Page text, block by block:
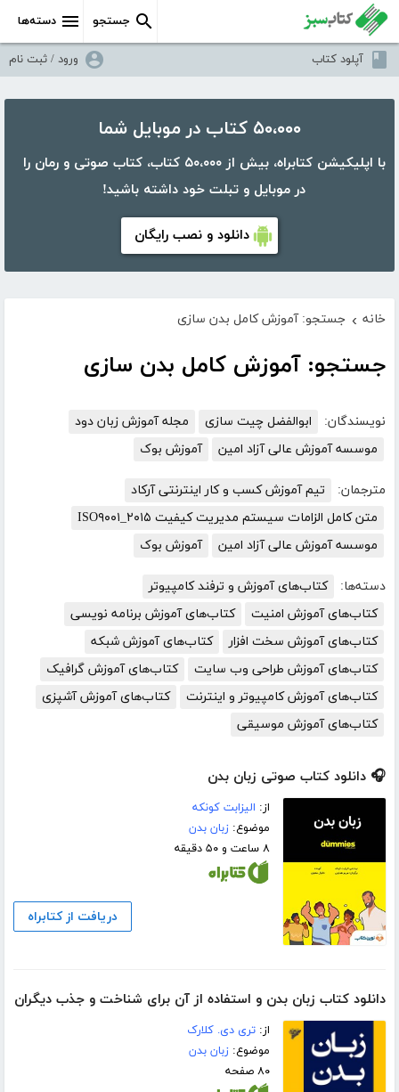
دسته‌ها جستجو
آپلود کتاب ورود / ثبت نام
۵۰،۰۰۰ کتاب در موبایل شما
با اپلیکیشن کتابراه، بیش از ۵۰،۰۰۰ کتاب، کتاب صوتی و رمان را
در موبایل و تبلت خود داشته باشید!
دانلود و نصب رایگان
خانه › جستجو: آموزش کامل بدن سازی
جستجو: آموزش کامل بدن سازی
نویسندگان: ابوالفضل چیت سازی
مجله آموزش زبان دود
موسسه آموزش عالی آزاد امین
آموزش بوک
مترجمان:
تیم آموزش کسب و کار اینترنتی آرکاد
متن کامل الزامات سیستم مدیریت کیفیت ISO۹۰۰۱_۲۰۱۵
موسسه آموزش عالی آزاد امین
آموزش بوک
دسته‌ها:
کتاب‌های آموزش و ترفند کامپیوتر
کتاب‌های آموزش امنیت
کتاب‌های آموزش برنامه نویسی
کتاب‌های آموزش سخت افزار
کتاب‌های آموزش شبکه
کتاب‌های آموزش طراحی وب سایت
کتاب‌های آموزش گرافیک
کتاب‌های آموزش کامپیوتر و اینترنت
کتاب‌های آموزش آشپزی
کتاب‌های آموزش موسیقی
🎧 دانلود کتاب صوتی زبان بدن
از: الیزابت کونکه
موضوع:زبان بدن
۸ ساعت و ۵۰ دقیقه
دریافت از کتابراه
دانلود کتاب زبان بدن و استفاده از آن برای شناخت و جذب دیگران
از:تری دی. کلارک
موضوع:زبان بدن
۸۰ صفحه